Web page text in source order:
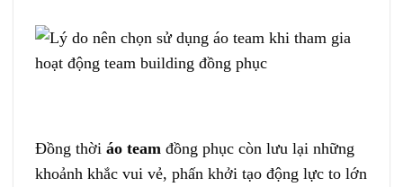
Đồng thời áo team đồng phục còn lưu lại những
khoảnh khắc vui vẻ, phấn khởi tạo động lực to lớn